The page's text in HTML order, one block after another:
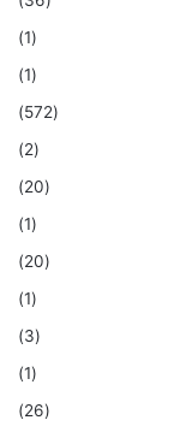
(1)
(1)
(572)
(2)
(20)
(1)
(20)
(1)
(3)
(1)
(26)